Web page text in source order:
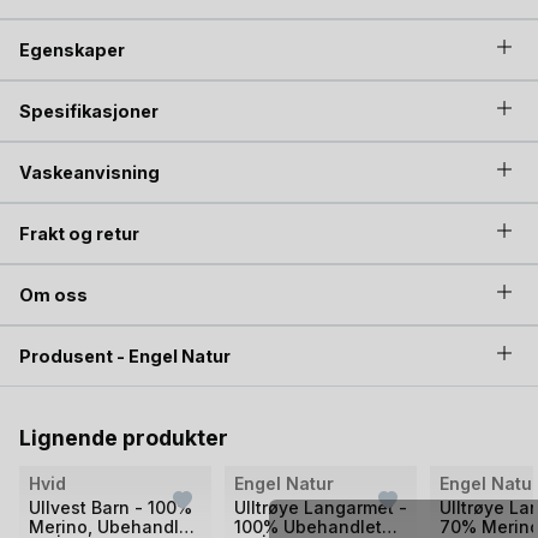
temperaturregulerende, antibakteriell og selvrensende.
Egenskaper
Spesifikasjoner
Vaskeanvisning
Frakt og retur
Om oss
Produsent - Engel Natur
Lignende produkter
Bilde
Hvid
Ullvest Barn - 100%
Merino, Ubehandlet
Engel Natur
Ulltrøye Langarmet -
100% Ubehandlet
Bilde
1
Engel
Ulltrøye
70%